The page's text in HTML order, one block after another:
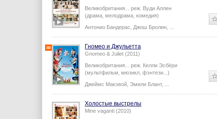
Великобритания... реж. Вуди Аллен
(драма, мелодрама, комедия)
Антонио Бандерас
Джош Бролин
Гномео и Джульетта
Gnomeo & Juliet (2011)
Великобритания... реж. Келли Эсбёри
(мультфильм, мюзикл, фэнтези...)
Джеймс Макэвой Эмили Блант,
Холостые выстрелы
Mine vaganti (2010)